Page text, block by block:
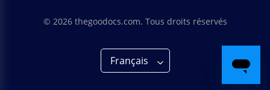
© 2026 thegoodocs.com. Tous droits réservés
Français